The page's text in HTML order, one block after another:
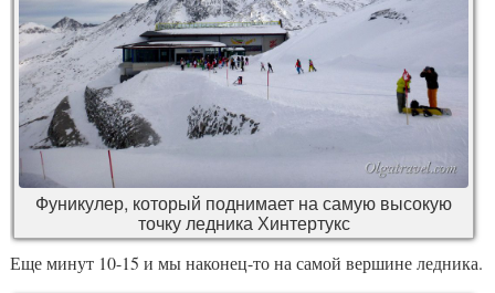
Фуникулер, который поднимает на самую высокую
точку ледника Хинтертукс
Еще минут 10-15 и мы наконец-то на самой вершине ледника.